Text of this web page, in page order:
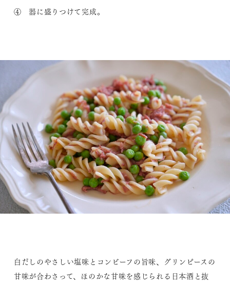
④ 器に盛りつけて完成。
白だしのやさしい塩味とコンビーフの旨味、グリンピースの
甘味が合わさって、ほのかな甘味を感じられる日本酒と抜